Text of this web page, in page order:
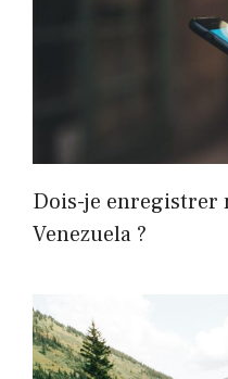
Dois-je enregistrer
Venezuela ?